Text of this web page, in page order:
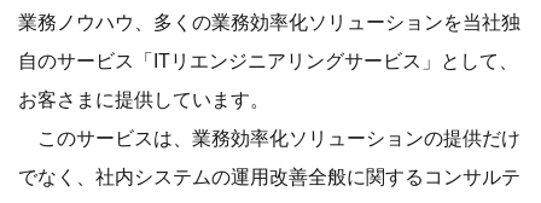
業務ノウハウ、多くの業務効率化ソリューションを当社独
自のサービス「ITリエンジニアリングサービス」として、
お客さまに提供しています。
このサービスは、業務効率化ソリューションの提供だけ
でなく、社内システムの運用改善全般に関するコンサルテ